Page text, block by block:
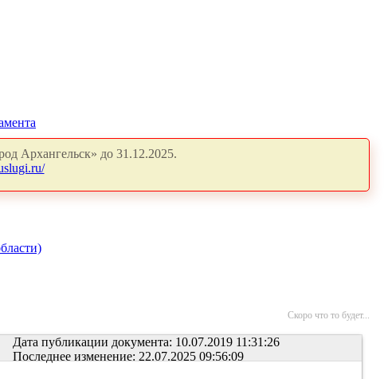
Архангельск» до 31.12.2025.
Скоро что то будет...
Дата публикации документа: 10.07.2019 11:31:26
Последнее изменение: 22.07.2025 09:56:09